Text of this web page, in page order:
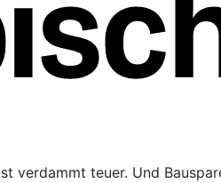
verdammt teuer. Und